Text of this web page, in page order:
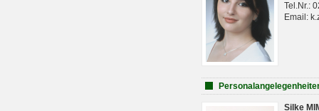
Tel.Nr.:
Email:
Silke